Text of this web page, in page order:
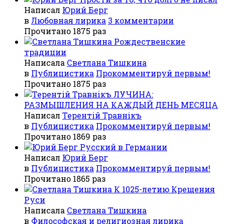
Написал Юрий Берг
в Любовная лирика 3 комментарии
Прочитано 1875 раз
Рождественские
традиции
Написала Светлана Тишкина
в Публицистика Прокомментируй первым!
Прочитано 1875 раз
ЛУЧИНА:
РАЗМЫШЛЕНИЯ НА КАЖДЫЙ ДЕНЬ МЕСЯЦА
Написал Терентiй Травнiкъ
в Публицистика Прокомментируй первым!
Прочитано 1869 раз
Русский в Германии
Написал Юрий Берг
в Публицистика Прокомментируй первым!
Прочитано 1865 раз
К 1025-летию Крещения
Руси
Написала Светлана Тишкина
в Философская и религиозная лирика